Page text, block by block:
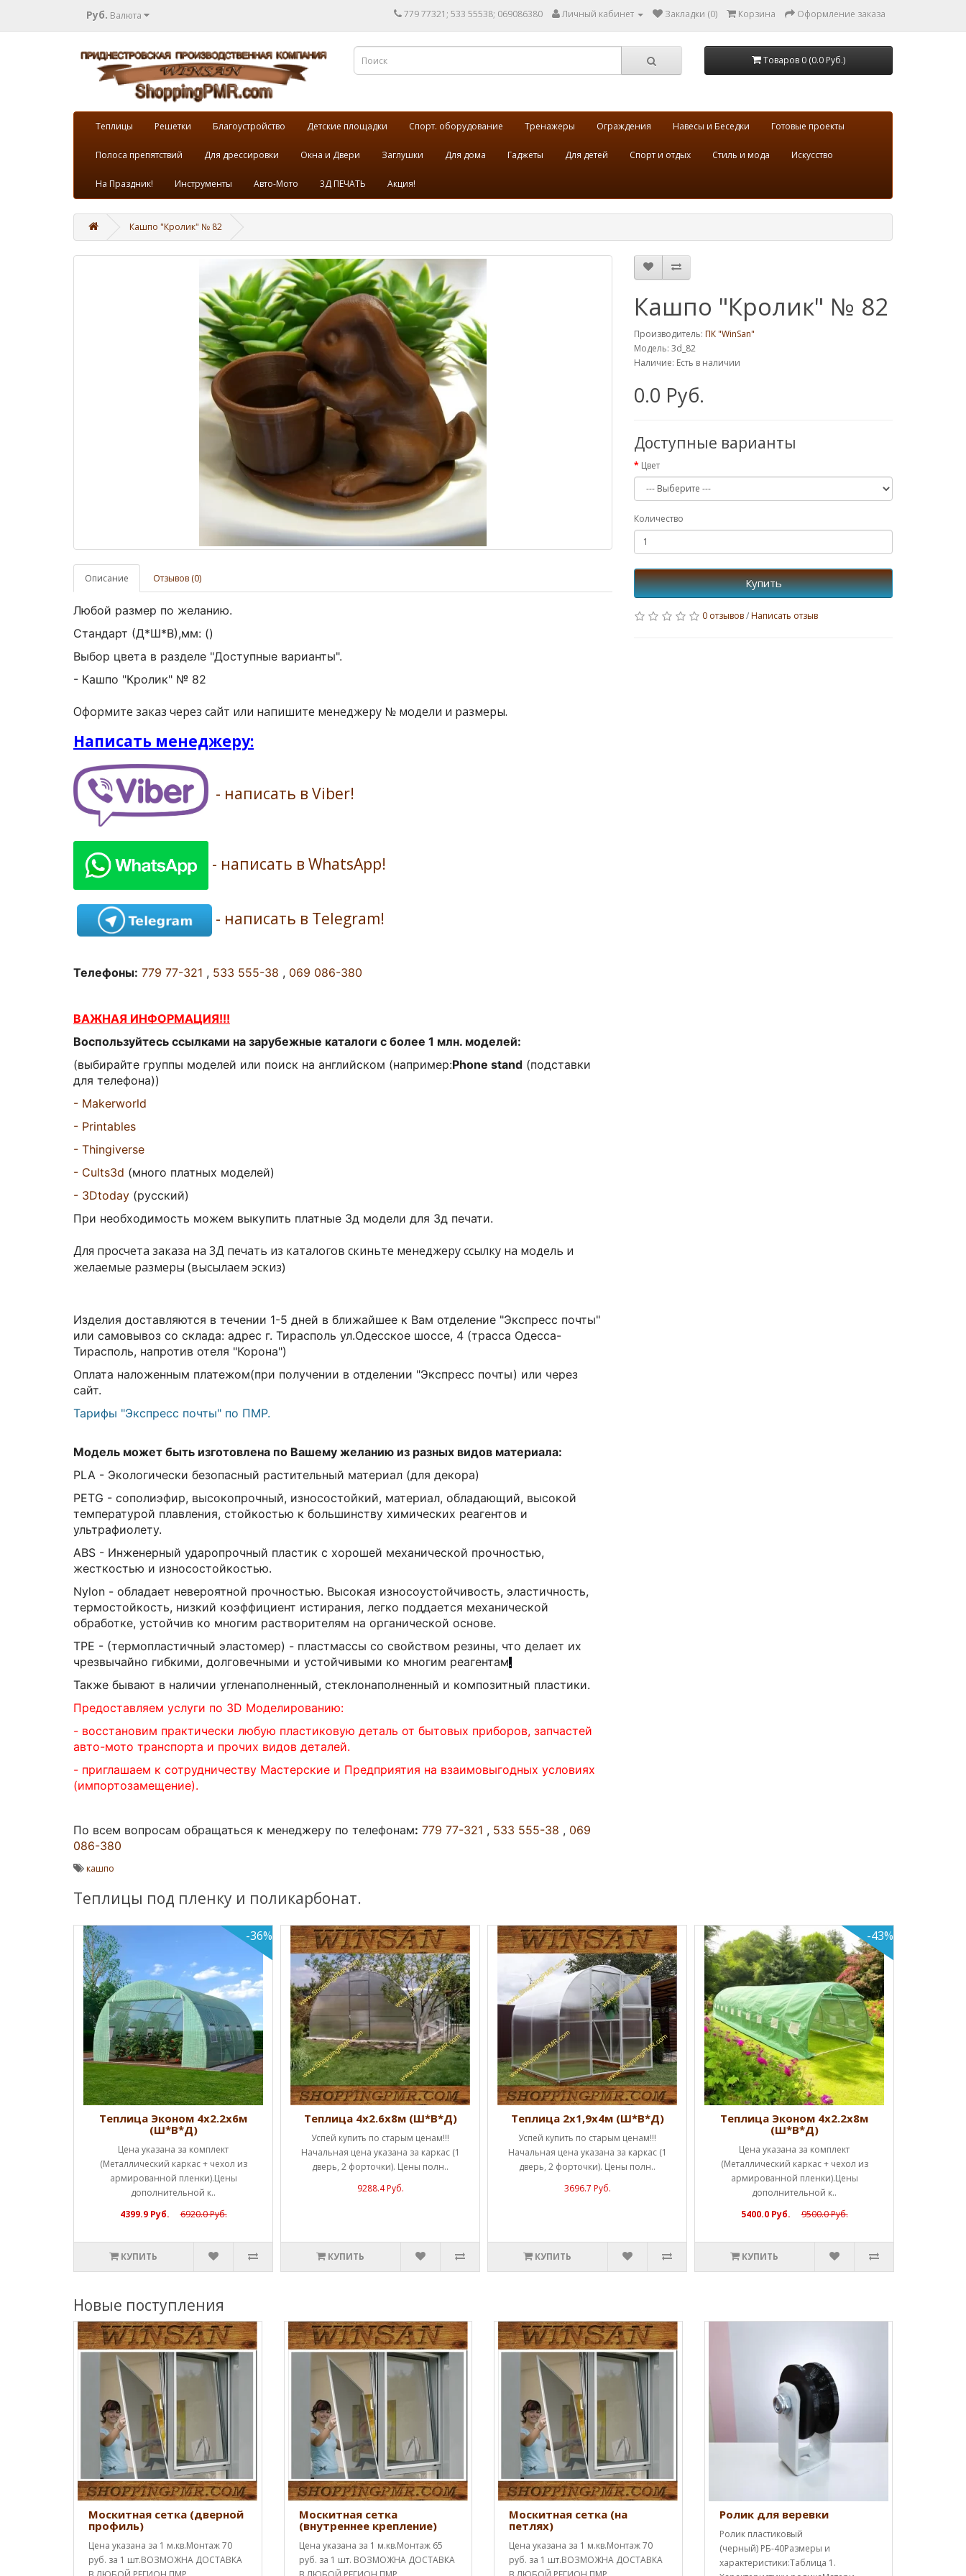
Руб. Валюта 779 77321; 533 55538; 069086380 Личный кабинет Закладки (0) Корзина Оформление заказа
Товаров 0 (0.0 Руб.)
Теплицы Решетки Благоустройство Детские площадки Спорт. оборудование Тренажеры Ограждения Навесы и Беседки Готовые проекты
Полоса препятствий Для дрессировки Окна и Двери Заглушки Для дома Гаджеты Для детей Спорт и отдых Стиль и мода Искусство
На Праздник! Инструменты Авто-Мото 3Д ПЕЧАТЬ Акция!
Кашпо "Кролик" № 82
Описание Отзывов (0)
Любой размер по желанию.
Стандарт (Д*Ш*В),мм: ()
Выбор цвета в разделе "Доступные варианты".
- Кашпо "Кролик" № 82
Оформите заказ через сайт или напишите менеджеру № модели и размеры.
Написать менеджеру:
- написать в Viber!
- написать в WhatsApp!
- написать в Telegram!
Телефоны: 779 77-321 , 533 555-38 , 069 086-380
ВАЖНАЯ ИНФОРМАЦИЯ!!!
Воспользуйтесь ссылками на зарубежные каталоги с более 1 млн. моделей:
(выбирайте группы моделей или поиск на английском (например:Phone stand (подставки
для телефона))
- Makerworld
- Printables
- Thingiverse
- Cults3d (много платных моделей)
- 3Dtoday (русский)
При необходимость можем выкупить платные 3д модели для 3д печати.
Для просчета заказа на 3Д печать из каталогов скиньте менеджеру ссылку на модель и
желаемые размеры (высылаем эскиз)
Изделия доставляются в течении 1-5 дней в ближайшее к Вам отделение "Экспресс почты"
или самовывоз со склада: адрес г. Тирасполь ул.Одесское шоссе, 4 (трасса Одесса-
Тирасполь, напротив отеля "Корона")
Оплата наложенным платежом(при получении в отделении "Экспресс почты) или через
сайт.
Тарифы "Экспресс почты" по ПМР.
Модель может быть изготовлена по Вашему желанию из разных видов материала:
PLA - Экологически безопасный растительный материал (для декора)
PETG - сополиэфир, высокопрочный, износостойкий, материал, обладающий, высокой
температурой плавления, стойкостью к большинству химических реагентов и
ультрафиолету.
ABS - Инженерный ударопрочный пластик с хорошей механической прочностью,
жесткостью и износостойкостью.
Nylon - обладает невероятной прочностью. Высокая износоустойчивость, эластичность,
термостойкость, низкий коэффициент истирания, легко поддается механической
обработке, устойчив ко многим растворителям на органической основе.
TPE - (термопластичный эластомер) - пластмассы со свойством резины, что делает их
чрезвычайно гибкими, долговечными и устойчивыми ко многим реагентам.
Также бывают в наличии угленаполненный, стеклонаполненный и композитный пластики.
Предоставляем услуги по 3D Моделированию:
- восстановим практически любую пластиковую деталь от бытовых приборов, запчастей
авто-мото транспорта и прочих видов деталей.
- приглашаем к сотрудничеству Мастерские и Предприятия на взаимовыгодных условиях
(импортозамещение).
По всем вопросам обращаться к менеджеру по телефонам: 779 77-321 , 533 555-38 , 069
086-380
Кашпо "Кролик" № 82
Производитель: ПК "WinSan"
Модель: 3d_82
Наличие: Есть в наличии
0.0 Руб.
Доступные варианты
Цвет
Количество
Купить
0 отзывов/Написать отзыв
кашпо
Теплицы под пленку и поликарбонат.
Теплица Эконом 4х2.2х6м
(Ш*В*Д)
Цена указана за комплект
(Металлический каркас + чехол из
армированной пленки).Цены
дополнительной к..
4399.9 Руб.
6920.0 Руб.
КУПИТЬ
-36%
Теплица 4х2.6х8м (Ш*В*Д)
Успей купить по старым ценам!!!
Начальная цена указана за каркас (1
дверь, 2 форточки). Цены полн..
9288.4 Руб.
КУПИТЬ
Теплица 2х1,9х4м (Ш*В*Д)
Успей купить по старым ценам!!!
Начальная цена указана за каркас (1
дверь, 2 форточки). Цены полн..
3696.7 Руб.
КУПИТЬ
Теплица Эконом 4х2.2х8м
(Ш*В*Д)
Цена указана за комплект
(Металлический каркас + чехол из
армированной пленки).Цены
дополнительной к..
5400.0 Руб.
9500.0 Руб.
КУПИТЬ
-43%
Новые поступления
Москитная сетка (дверной
профиль)
Цена указана за 1 м.кв.Монтаж 70
руб. за 1 шт.ВОЗМОЖНА ДОСТАВКА
Москитная сетка
(внутреннее крепление)
Цена указана за 1 м.кв.Монтаж 65
руб. за 1 шт. ВОЗМОЖНА ДОСТАВКА
Москитная сетка (на
петлях)
Цена указана за 1 м.кв.Монтаж 70
руб. за 1 шт.ВОЗМОЖНА ДОСТАВКА
Ролик для веревки
Ролик пластиковый
(черный) РБ-40Размеры и
характеристики:Таблица 1.